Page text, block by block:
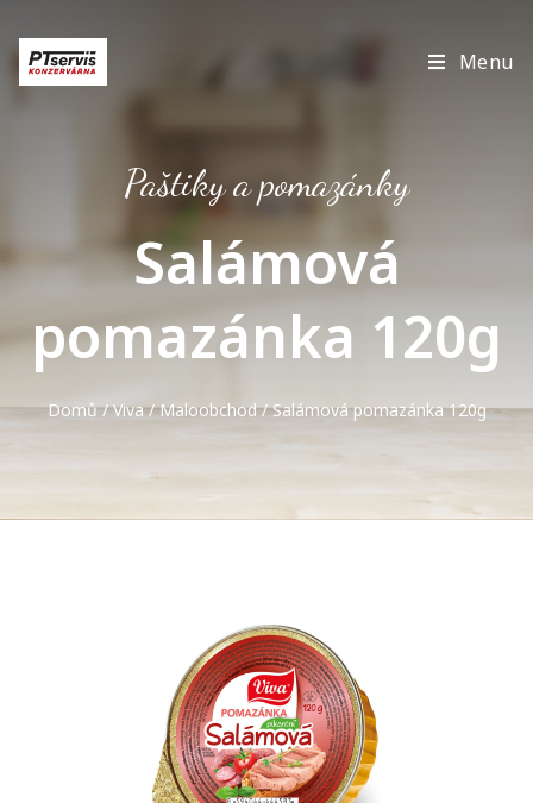
Menu
Paštiky a pomazánky
Salámová
pomazánka 120g
Domů/Viva/Maloobchod/ Salámová pomazánka 120g